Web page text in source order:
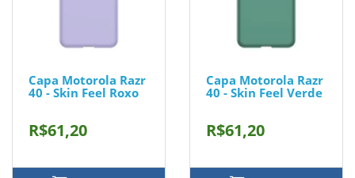
Capa Motorola Razr
40 - Skin Feel Roxo
R$61,20
Capa Motorola Razr
40 - Skin Feel Verde
R$61,20